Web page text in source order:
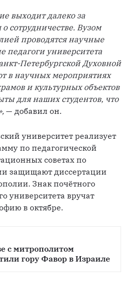
выходит далеко за
сотрудничестве. Вузом
проводятся научные
педагоги университета
Петербургской Духовной
в научных мероприятиях
и культурных объектов
для наших студентов, что
— добавил он.
университет реализует
по педагогической
советах по
защищают диссертации
Знак почётного
университета вручат
в октябре.
с митрополитом
гору Фавор в Израиле